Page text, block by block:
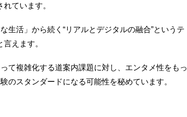
ています。
生活」から続く“リアルとデジタルの融合”というテ
えます。
て複雑化する道案内課題に対し、エンタメ性をもっ
のスタンダードになる可能性を秘めています。